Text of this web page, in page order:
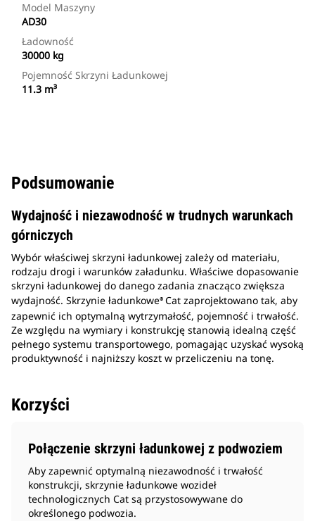
Model Maszyny
AD30
Ładowność
30000 kg
Pojemność Skrzyni Ładunkowej
11.3 m³
Podsumowanie
Wydajność i niezawodność w trudnych warunkach
górniczych
Wybór właściwej skrzyni ładunkowej zależy od materiału,
rodzaju drogi i warunków załadunku. Właściwe dopasowanie
skrzyni ładunkowej do danego zadania znacząco zwiększa
wydajność. Skrzynie ładunkowe® Cat zaprojektowano tak, aby
zapewnić ich optymalną wytrzymałość, pojemność i trwałość.
Ze względu na wymiary i konstrukcję stanowią idealną część
pełnego systemu transportowego, pomagając uzyskać wysoką
produktywność i najniższy koszt w przeliczeniu na tonę.
Korzyści
Połączenie skrzyni ładunkowej z podwoziem
Aby zapewnić optymalną niezawodność i trwałość
konstrukcji, skrzynie ładunkowe wozideł
technologicznych Cat są przystosowywane do
określonego podwozia.